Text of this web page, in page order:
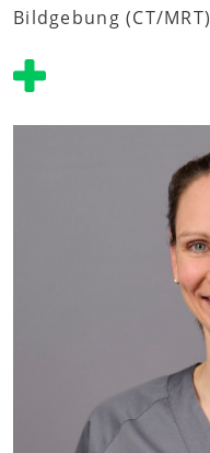
Bildgebung (CT/MRT)